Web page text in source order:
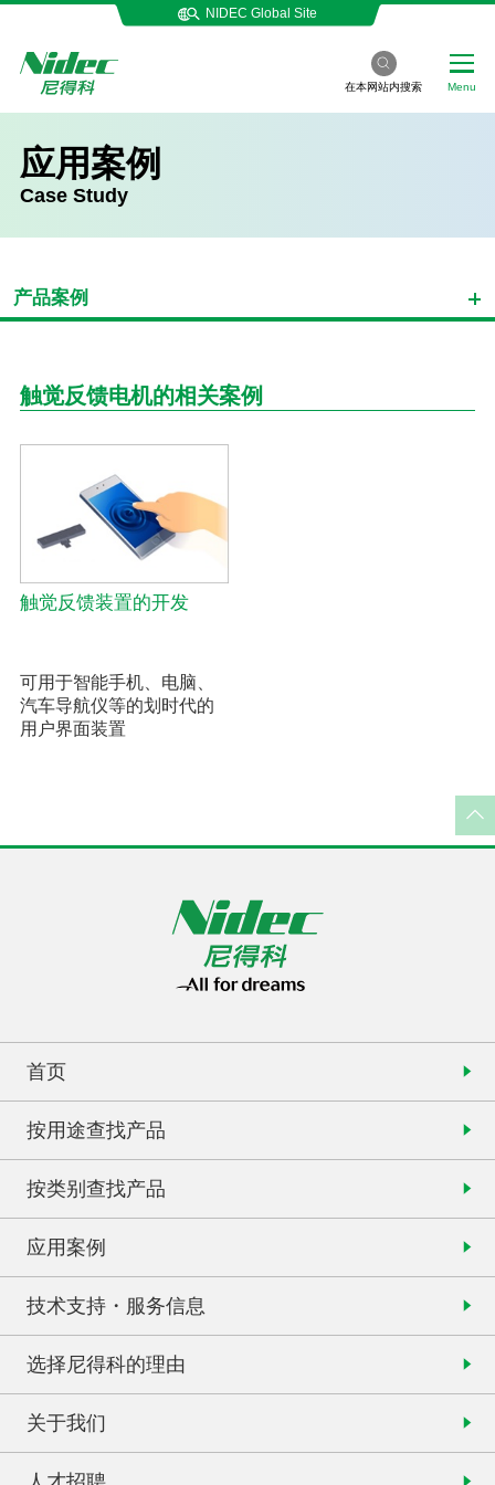
NIDEC Global Site
在本网站内搜索 Menu
应用案例
Case Study
产品案例
触觉反馈电机的相关案例
触觉反馈装置的开发
可用于智能手机、电脑、
汽车导航仪等的划时代的
用户界面装置
首页
按用途查找产品
按类别查找产品
应用案例
技术支持・服务信息
选择尼得科的理由
关于我们